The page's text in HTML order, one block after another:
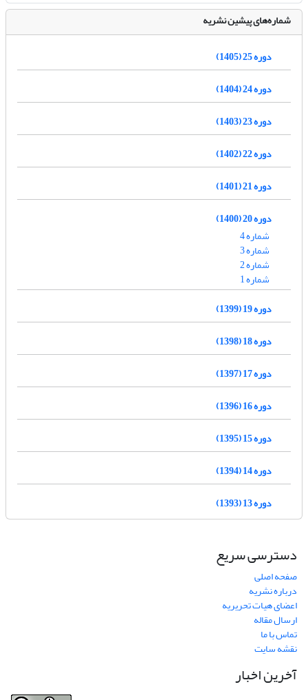
شماره‌های پیشین نشریه
دوره 25 (1405)
دوره 24 (1404)
دوره 23 (1403)
دوره 22 (1402)
دوره 21 (1401)
دوره 20 (1400)
شماره 4
شماره 3
شماره 2
شماره 1
دوره 19 (1399)
دوره 18 (1398)
دوره 17 (1397)
دوره 16 (1396)
دوره 15 (1395)
دوره 14 (1394)
دوره 13 (1393)
دسترسی سریع
صفحه اصلی
درباره نشریه
اعضای هیات تحریریه
ارسال مقاله
تماس با ما
نقشه سایت
آخرین اخبار